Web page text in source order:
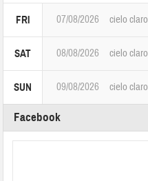
FRI 07/08/2026 cielo claro
SAT 08/08/2026 cielo claro
SUN 09/08/2026 cielo claro
Facebook